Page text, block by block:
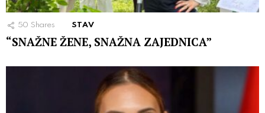
50 Shares STAV
“SNAŽNE ŽENE, SNAŽNA ZAJEDNICA”